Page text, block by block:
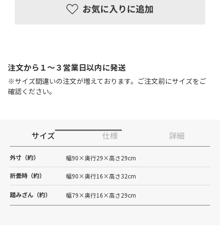
注文から１〜３営業日以内に発送
※サイズ間違いの注文が増えております。ご注文前にサイズをご
確認ください。
サイズ 仕様 詳細
外寸（約） 幅90×奥行29×高さ29cm
折畳時（約） 幅90×奥行16×高さ32cm
踏みざん（約） 幅79×奥行16×高さ29cm